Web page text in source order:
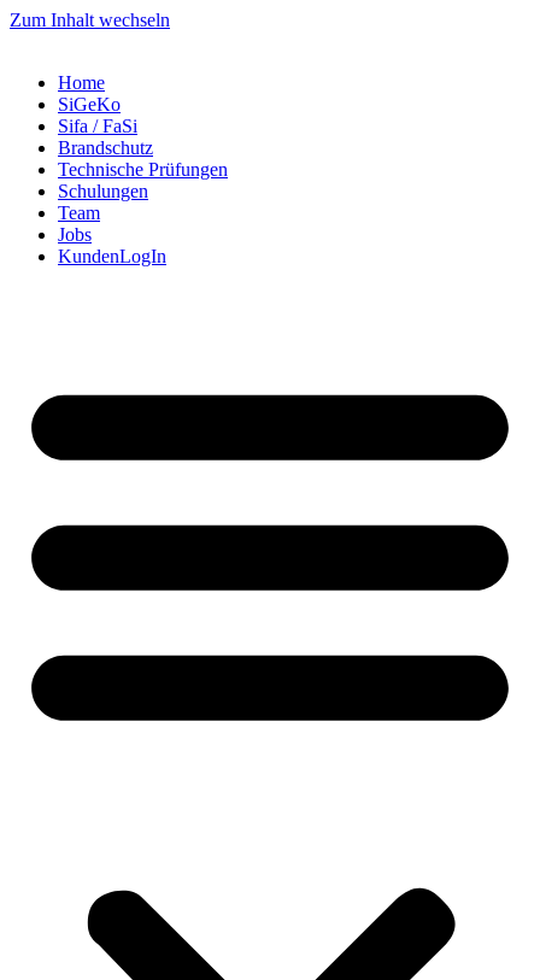
Zum Inhalt wechseln
Home
SiGeKo
Sifa / FaSi
Brandschutz
Technische Prüfungen
Schulungen
Team
Jobs
KundenLogIn